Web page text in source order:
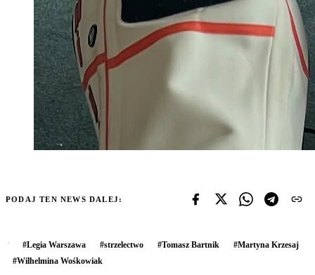
PODAJ TEN NEWS DALEJ:
#Legia Warszawa #strzelectwo #Tomasz Bartnik #Martyna Krzesaj
#Wilhelmina Wośkowiak